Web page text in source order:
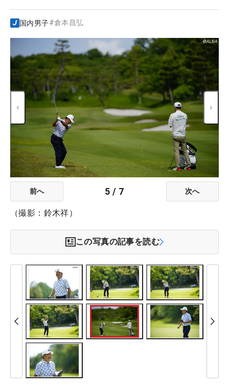
国内男子#倉本昌弘
前へ 5 / 7 次へ
（撮影：鈴木祥）
この写真の記事を読む